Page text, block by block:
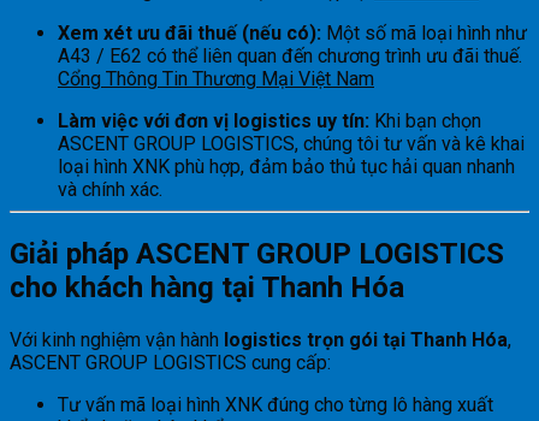
Xem xét ưu đãi thuế (nếu có): Một số mã loại hình như
A43 / E62 có thể liên quan đến chương trình ưu đãi thuế.
Cổng Thông Tin Thương Mại Việt Nam
Làm việc với đơn vị logistics uy tín: Khi bạn chọn
ASCENT GROUP LOGISTICS, chúng tôi tư vấn và kê khai
loại hình XNK phù hợp, đảm bảo thủ tục hải quan nhanh
và chính xác.
Giải pháp ASCENT GROUP LOGISTICS
cho khách hàng tại Thanh Hóa
Với kinh nghiệm vận hành logistics trọn gói tại Thanh Hóa,
ASCENT GROUP LOGISTICS cung cấp:
Tư vấn mã loại hình XNK đúng cho từng lô hàng xuất